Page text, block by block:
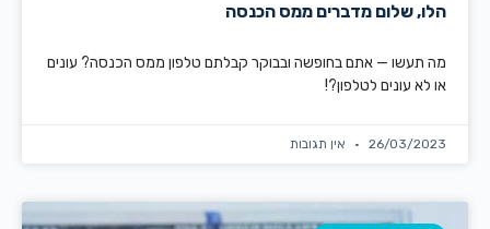
הלו, שלום מדברים ממס הכנסה
מה תעשו — אתם בחופשה ובבוקר קבלתם טלפון ממס הכנסה? עונים
או לא עונים לטלפון?!
26/03/2023 אין תגובות